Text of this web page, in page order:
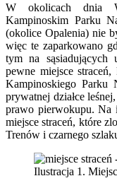
W okolicach dnia
Kampinoskim Parku
(okolice Opalenia) nie
więc te zaparkowano
tym na sąsiadujących
pewne miejsce
Kampinoskiego Parku
prywatnej działce
prawo pierwokupu. Na
miejsce straceń, które
Trenów i czarnego
Ilustracja 1.